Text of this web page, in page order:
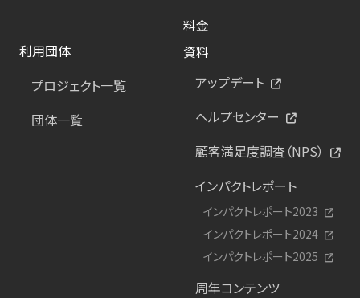
料金
利用団体
プロジェクト一覧
団体一覧
資料
アップデート
ヘルプセンター
顧客満足度調査（NPS）
インパクトレポート
インパクトレポート2023
インパクトレポート2024
インパクトレポート2025
周年コンテンツ